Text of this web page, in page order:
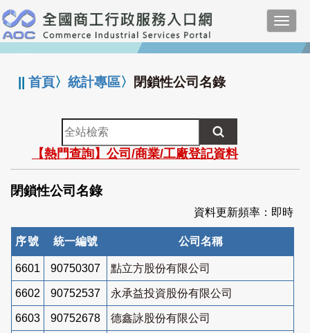
跳
到
主
要
:::
||首頁〉統計專區〉 閉鎖性公司名錄
全
站
檢
索
【熱門查詢】公司/商業/工廠登記資料
閉鎖性公司名錄
資料更新頻率：即時
序號 統一編號 公司名稱
6601 90750307 點立方股份有限公司
6602 90752537 永承益投資股份有限公司
6603 90752678 德鑫詠股份有限公司